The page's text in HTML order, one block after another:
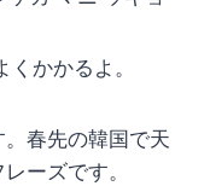
かかるよ。
春先の韓国で天
ーズです。